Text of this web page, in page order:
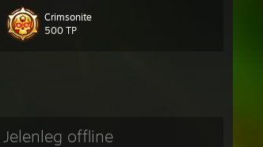
Crimsonite
500 TP
Jelenleg offline